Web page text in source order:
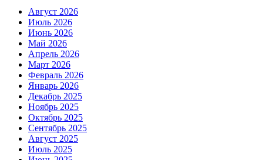
Август 2026
Июль 2026
Июнь 2026
Май 2026
Апрель 2026
Март 2026
Февраль 2026
Январь 2026
Декабрь 2025
Ноябрь 2025
Октябрь 2025
Сентябрь 2025
Август 2025
Июль 2025